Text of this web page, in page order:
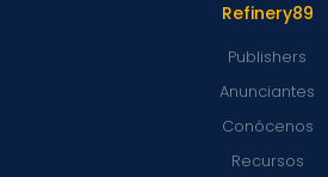
Refinery89
Publishers
Anunciantes
Conócenos
Recursos